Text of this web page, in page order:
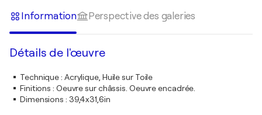
Information Perspective des galeries
Détails de l'œuvre
Technique: Acrylique, Huile sur Toile
Finitions : Oeuvre sur châssis. Oeuvre encadrée.
Dimensions : 39,4x31,6in